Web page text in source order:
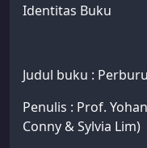
Identitas Buku
Judul buku :
Penulis : Prof.
Conny & Sylvia Lim)